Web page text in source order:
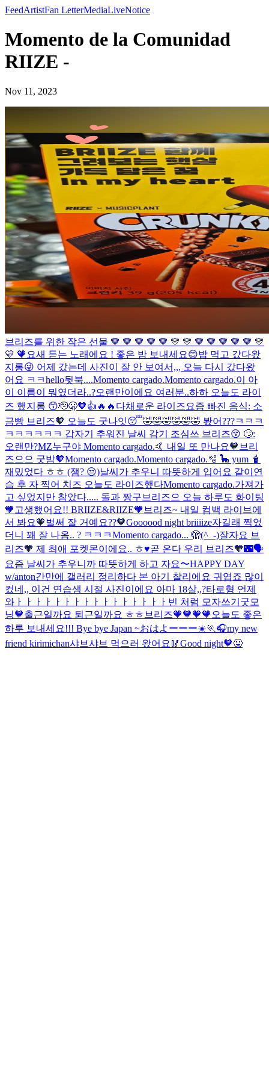
FeedArtistFan LetterMediaLiveNotice
Momento de la Comunidad
RIIZE -
Nov 11, 2023
브리즈를 위한 작은 선물 🤎 🤎 🤎 🤎 🤎 💛 💛 🤎 🤎 🤎 🤎 🤎 💛
💛 🧡 요새 듣는 노래에요 ! 좋은 밤 보내세요😊밥 먹고 갔다왔
지롱😜 어제 갔는데 사진이 잘 안 보여서,,, 오늘 다시 갔다왔
어요 ㅋㅋhello뒷북....Momento cargado.Momento cargado.이 아
이 이름이 뭐였더라..?오랜만이에요 여러분..하하 오늘도 라이
즈 했지롱 😙🫡🫢🧡👍🔥🔥 다채로운 라이즈요즘 빠진 음식: 소
금빵 브리즈🧡 오늘도 굿나잇😴🤣🤣🤣🤣🤣🤣 봤어???ㅋㅋㅋ
ㅋㅋㅋㅋㅋㅋ 갑자기 추워진 날씨 감기 조심쓰 브리즈😚 🙄:
오랜만?MZ누구야 Momento cargado.🤙 내일 또 만나요🧡 브리
즈으으 굿밤🧡Momento cargado.Momento cargado.🫧 🦕 yum 🧋
재밌었다 ㅎㅎ (잼? 😒)날씨가 추우니 따뜻하게 입어요 같이 연
습 후 자 찍어 치즈 오늘도 라이즈했다Momento cargado.가져가
고 싶었지만 참았다..... 돌과 짱구 브리즈으 오늘 하루도 화이팅
🧡 고생했어요!! BRIIZE&RIIZE🧡 브리즈~ 내일 컴백 라이브에
서 봐요🧡벌써 잘 거예요??🧡Goooood night briiiize자길래 찍었
더니 꽤 잘 나옴.. ? ㅋㅋㅋMomento cargado... 🫣(^_-)잘자요 브
리즈🧡 제 최애 포켓몬이에요.. ㅎ♥곧 온다 우리 브리즈🧡🌃🗣️
요즘 날씨가 추우니까 따뜻하게 하고 자요〜HAPPY DAY
w/anton간만에 갤러리 정리하다 본 아기 찰리에요 귀엽죠 많이
컸네,, 이건 연습생 시절 사진이에요 아마 18살,,?타로형 언제
와ㅏㅏㅏㅏㅏㅏㅏㅏㅏㅏㅏㅏㅏㅏㅏㅏ 빈 처럼 모자쓰기 굿모
닝🧡출근일까요 퇴근일까요 ㅎㅎ 브리즈🧡🧡🧡🧡오늘도 좋은
하루 보내세요!!! Bye bye Japan ~おはよーーー☀️🏃🎧my new
friend kirimichan샤브샤브 먹으러 왔어요🥢Good night🧡😛